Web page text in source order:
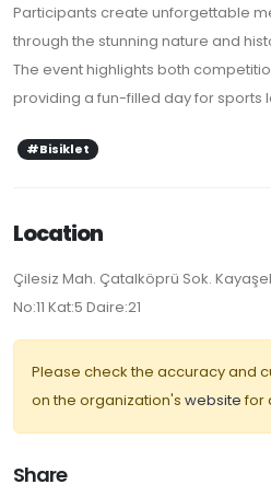
Participants create unforgettable
through the stunning nature and
The event highlights both
providing a fun-filled day for sports
#Bisiklet
Location
Çilesiz Mah. Çatalköprü Sok.
No:11 Kat:5 Daire:21
Please check the accuracy and
on the organization's website for
Share